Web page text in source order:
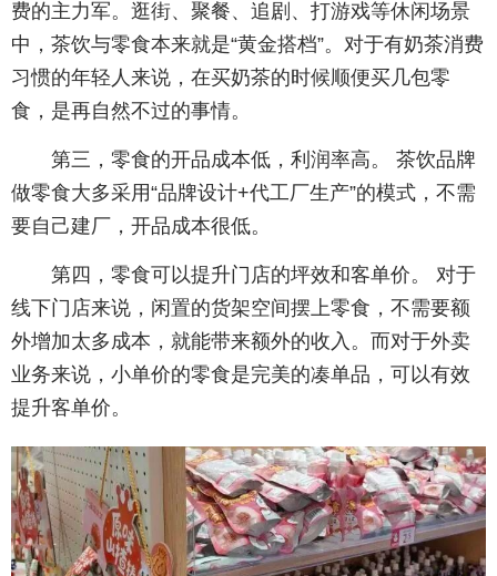
费的主力军。逛街、聚餐、追剧、打游戏等休闲场景
中，茶饮与零食本来就是“黄金搭档”。对于有奶茶消费
习惯的年轻人来说，在买奶茶的时候顺便买几包零
食，是再自然不过的事情。
第三，零食的开品成本低，利润率高。 茶饮品牌
做零食大多采用“品牌设计+代工厂生产”的模式，不需
要自己建厂，开品成本很低。
第四，零食可以提升门店的坪效和客单价。 对于
线下门店来说，闲置的货架空间摆上零食，不需要额
外增加太多成本，就能带来额外的收入。而对于外卖
业务来说，小单价的零食是完美的凑单品，可以有效
提升客单价。